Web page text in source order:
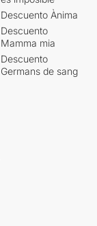
Descuento Ànima
Descuento
Mamma mia
Descuento
Germans de sang